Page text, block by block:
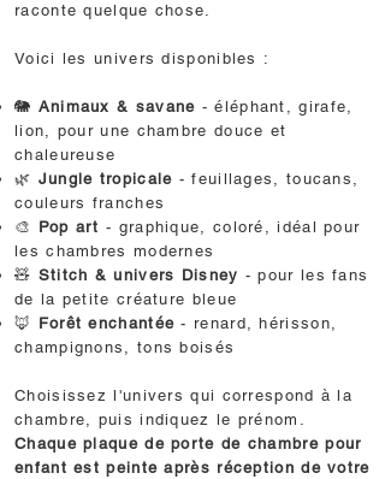
raconte quelque chose.
Voici les univers disponibles :
🐘 Animaux & savane - éléphant, girafe,
lion, pour une chambre douce et
chaleureuse
🌿 Jungle tropicale - feuillages, toucans,
couleurs franches
🎨 Pop art - graphique, coloré, idéal pour
les chambres modernes
🧸 Stitch & univers Disney - pour les fans
de la petite créature bleue
🦊 Forêt enchantée - renard, hérisson,
champignons, tons boisés
Choisissez l'univers qui correspond à la
chambre, puis indiquez le prénom.
Chaque plaque de porte de chambre pour
enfant est peinte après réception de votre